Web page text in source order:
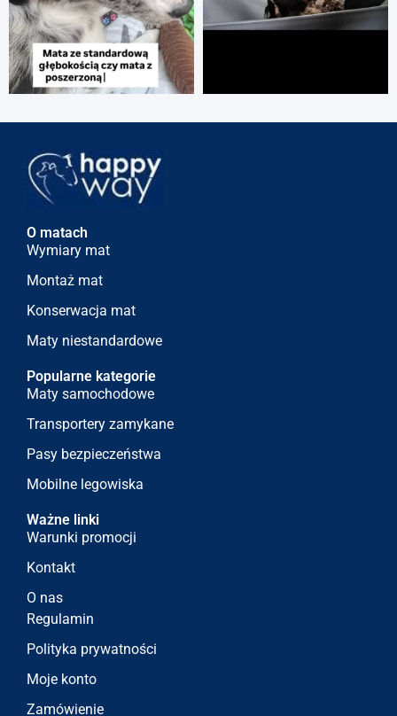
O matach
Wymiary mat
Montaż mat
Konserwacja mat
Maty niestandardowe
Popularne kategorie
Maty samochodowe
Transportery zamykane
Pasy bezpieczeństwa
Mobilne legowiska
Ważne linki
Warunki promocji
Kontakt
O nas
Regulamin
Polityka prywatności
Moje konto
Zamówienie